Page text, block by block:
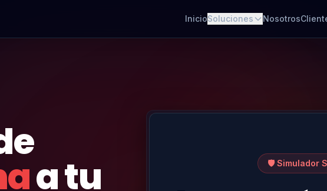
InicioSoluciones Nosotros
a tu 🛡️ Simulador